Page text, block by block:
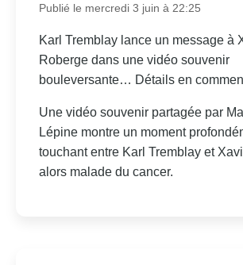
Publié le mercredi 3 juin à 22:25
Karl Tremblay lance un message à
Roberge dans une vidéo souvenir
bouleversante… Détails en
Une vidéo souvenir partagée par
Lépine montre un moment
touchant entre Karl Tremblay et
alors malade du cancer.